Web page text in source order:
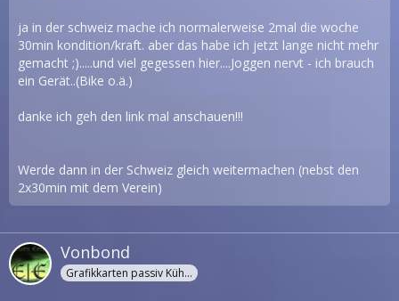
ja in der schweiz mache ich normalerweise 2mal die woche
30min kondition/kraft. aber das habe ich jetzt lange nicht mehr
gemacht ;).....und viel gegessen hier....Joggen nervt - ich brauch
ein Gerät..(Bike o.ä.)
danke ich geh den link mal anschauen!!!
Werde dann in der Schweiz gleich weitermachen (nebst den
2x30min mit dem Verein)
Vonbond
Grafikkarten passiv Kühler